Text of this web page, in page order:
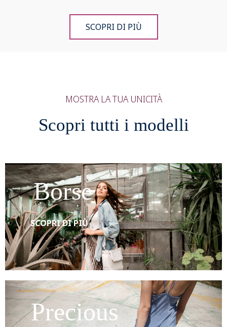
SCOPRI DI PIÙ
MOSTRA LA TUA UNICITÀ
Scopri tutti i modelli
Borse
SCOPRI DI PIÙ
Precious